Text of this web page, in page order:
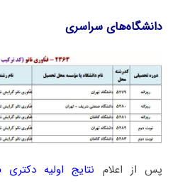
دانشگاه‌های سراسری
پس از اعلام نتایج اولیه دکتری ۱۴۰۵